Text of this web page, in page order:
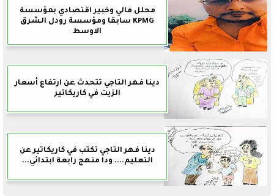
محلل مالي وخبير اقتصادي بمؤسسة
KPMG سابقا ومؤسسة رودل الشرق
الاوسط
دينا فهر التاجي تتحدث عن ارتفاع أسعار
الزيت في كاريكاتير
دينا فهر التاجي تكتب في كاريكاتير عن
التعليم.... ودا منهج رابعة ابتدائي...